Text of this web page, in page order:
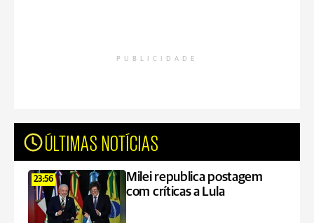
PUBLICIDADE
ÚLTIMAS NOTÍCIAS
23:56
Milei republica postagem
com críticas a Lula